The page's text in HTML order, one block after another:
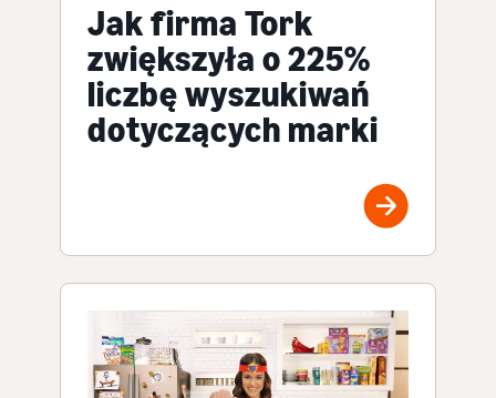
Jak firma Tork
zwiększyła o 225%
liczbę wyszukiwań
dotyczących marki